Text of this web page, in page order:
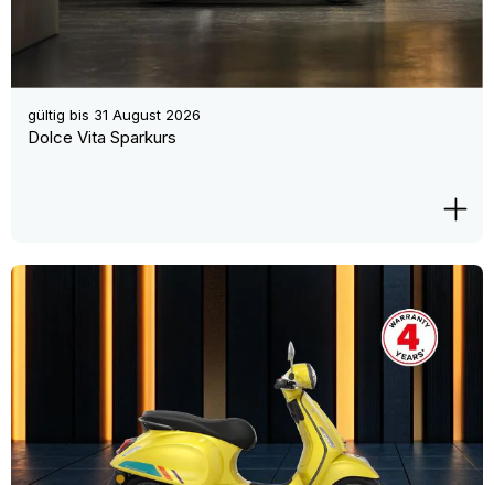
gültig bis 31 August 2026
Dolce Vita Sparkurs